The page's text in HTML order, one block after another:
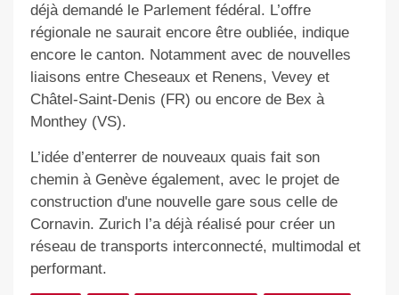
déjà demandé le Parlement fédéral. L’offre
régionale ne saurait encore être oubliée, indique
encore le canton. Notamment avec de nouvelles
liaisons entre Cheseaux et Renens, Vevey et
Châtel-Saint-Denis (FR) ou encore de Bex à
Monthey (VS).
L’idée d’enterrer de nouveaux quais fait son
chemin à Genève également, avec le projet de
construction d'une nouvelle gare sous celle de
Cornavin. Zurich l’a déjà réalisé pour créer un
réseau de transports interconnecté, multimodal et
performant.